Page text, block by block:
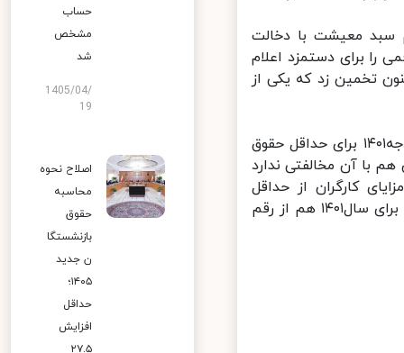
سبد معیشت با دخالت
برای دستمزد اعلام
تخمین زد که یکی از
حاج‌اسماعیلی می‌افزاید: کمیسیون تلفیق رقم پیشنهادی دولت در لایحه بودجه۱۴۰۱ برای حداقل حقوق
هم با آن مخالفتی ندارد
کارگران از حداقل
تعیین‌شده حقوق کارمندان بیشتر بوده، به‌نظر نمی‌رسد دستمزد تعیین‌شده برای سال۱۴۰۱ هم از رقم
حساب
مشخص
شد
1405/04/
19
اصلاح نحوه
محاسبه
حقوق
بازنشستگا
ن جدید
۱۴۰۵؛
حداقل
افزایش
۲۷.۵